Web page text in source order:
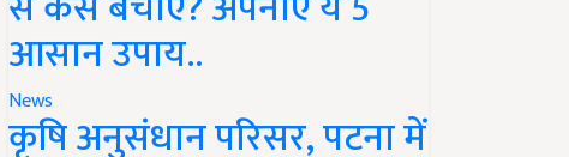
आसान उपाय..
News
कृषि अनुसंधान परिसर, पटना में